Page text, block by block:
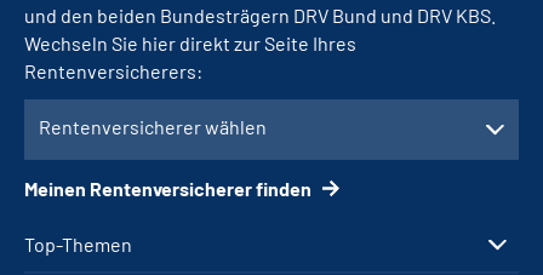
Top-Themen
und den beiden Bundesträgern DRV Bund und DRV KBS.
Wechseln Sie hier direkt zur Seite Ihres
Rentenversicherers:
Rentenversicherer wählen
Meinen Rentenversicherer finden